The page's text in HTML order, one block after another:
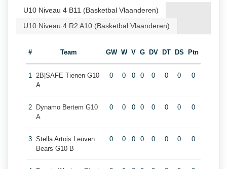
U10 Niveau 4 B11 (Basketbal Vlaanderen)
U10 Niveau 4 R2 A10 (Basketbal Vlaanderen)
# Team GW W V G DV DT DS Ptn
1 2B|SAFE Tienen G10
A
0 0 0 0 0 0 0 0
2
Dynamo Bertem G10
A
0 0 0 0 0 0 0 0
3 Stella Artois Leuven
Bears G10 B
0 0 0 0 0 0 0 0